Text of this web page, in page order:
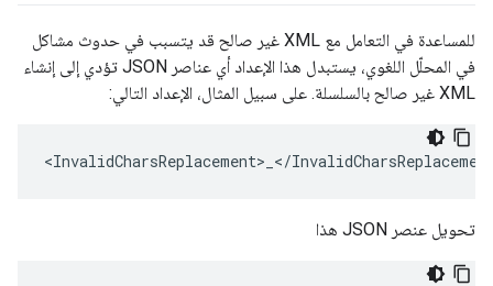
للمساعدة في التعامل مع XML غير صالح قد يتسبب في حدوث مشاكل
في المحلّل اللغوي، يستبدل هذا الإعداد أي عناصر JSON تؤدي إلى إنشاء
XML غير صالح بالسلسلة. على سبيل المثال، الإعداد التالي:
<InvalidCharsReplacement>_</
تحويل عنصر JSON هذا